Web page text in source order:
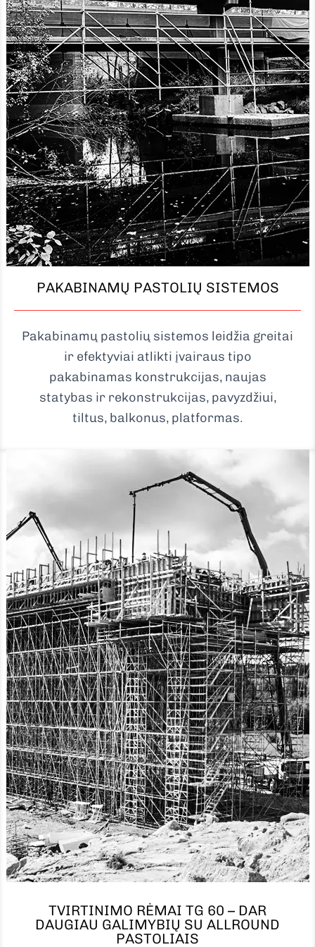
PAKABINAMŲ PASTOLIŲ SISTEMOS
Pakabinamų pastolių sistemos leidžia greitai
ir efektyviai atlikti įvairaus tipo
pakabinamas konstrukcijas, naujas
statybas ir rekonstrukcijas, pavyzdžiui,
tiltus, balkonus, platformas.
TVIRTINIMO RĖMAI TG 60 – DAR
DAUGIAU GALIMYBIŲ SU ALLROUND
PASTOLIAIS